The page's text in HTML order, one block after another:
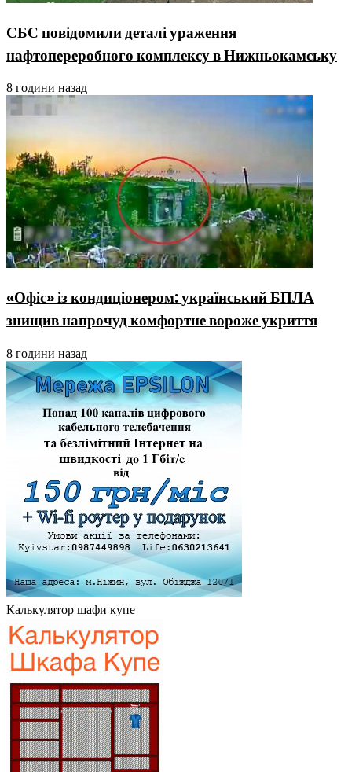
СБС повідомили деталі ураження
нафтопереробного комплексу в Нижньокамську
8 години назад
«Офіс» із кондиціонером: український БПЛА
знищив напрочуд комфортне вороже укриття
8 години назад
Калькулятор шафи купе